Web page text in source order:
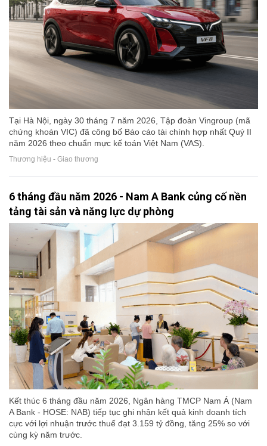
Tại Hà Nội, ngày 30 tháng 7 năm 2026, Tập đoàn Vingroup (mã
chứng khoán VIC) đã công bố Báo cáo tài chính hợp nhất Quý II
năm 2026 theo chuẩn mực kế toán Việt Nam (VAS).
Thương hiệu - Giao thương
6 tháng đầu năm 2026 - Nam A Bank củng cố nền
tảng tài sản và năng lực dự phòng
Kết thúc 6 tháng đầu năm 2026, Ngân hàng TMCP Nam Á (Nam
A Bank - HOSE: NAB) tiếp tục ghi nhận kết quả kinh doanh tích
cực với lợi nhuận trước thuế đạt 3.159 tỷ đồng, tăng 25% so với
cùng kỳ năm trước.